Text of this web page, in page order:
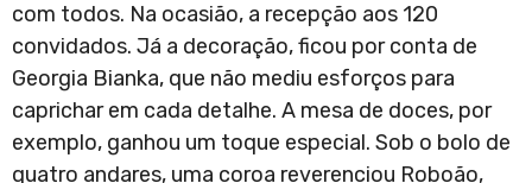
com todos. Na ocasião, a recepção aos 120
convidados. Já a decoração, ficou por conta de
Georgia Bianka, que não mediu esforços para
caprichar em cada detalhe. A mesa de doces, por
exemplo, ganhou um toque especial. Sob o bolo de
quatro andares, uma coroa reverenciou Roboão,